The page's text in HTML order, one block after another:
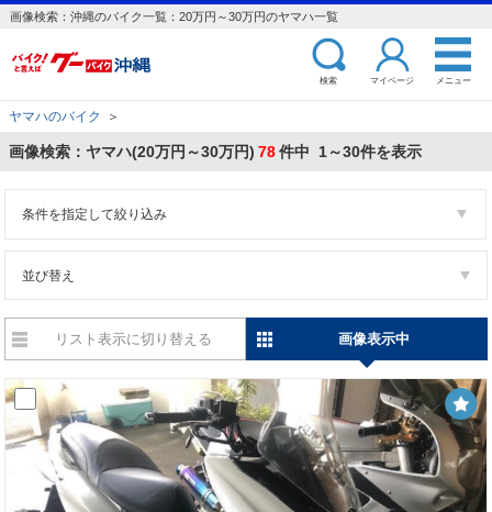
画像検索：沖縄のバイク一覧：20万円～30万円のヤマハ一覧
検索 マイページ メニュー
ヤマハのバイク ＞
画像検索：ヤマハ(20万円～30万円) 78件中 1～30件を表示
条件を指定して絞り込み
並び替え
リスト表示に切り替える 画像表示中